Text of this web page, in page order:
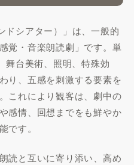
ドシアター）」は、一般的
覚・音楽朗読劇」です。単
舞台美術、照明、特殊効
り、五感を刺激する要素を
これにより観客は、劇中の
感情、回想までをも鮮やか
です。
読と互いに寄り添い、高め